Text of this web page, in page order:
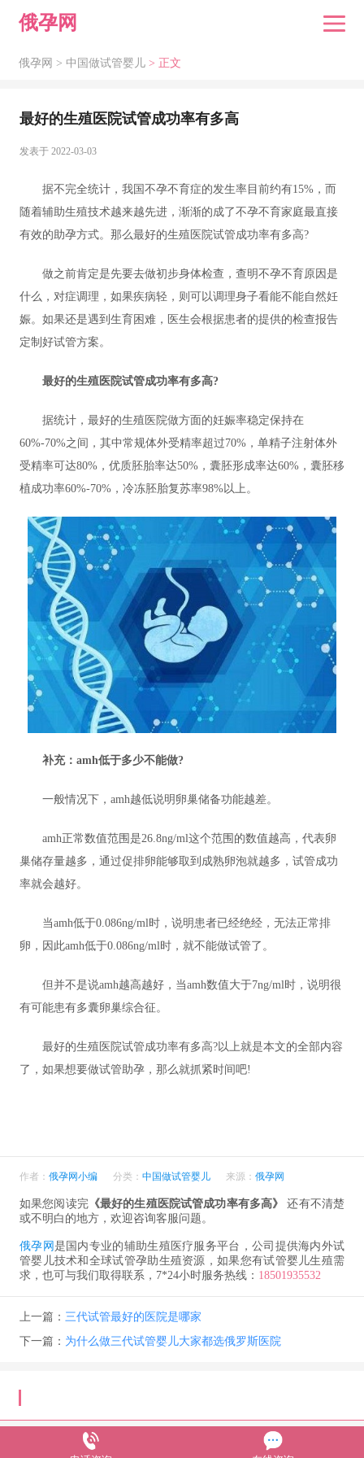
俄孕网
俄孕网 > 中国做试管婴儿> 正文
最好的生殖医院试管成功率有多高
发表于 2022-03-03
据不完全统计，我国不孕不育症的发生率目前约有15%，而
随着辅助生殖技术越来越先进，渐渐的成了不孕不育家庭最直接
有效的助孕方式。那么最好的生殖医院试管成功率有多高?
做之前肯定是先要去做初步身体检查，查明不孕不育原因是
什么，对症调理，如果疾病轻，则可以调理身子看能不能自然妊
娠。如果还是遇到生育困难，医生会根据患者的提供的检查报告
定制好试管方案。
最好的生殖医院试管成功率有多高?
据统计，最好的生殖医院做方面的妊娠率稳定保持在
60%-70%之间，其中常规体外受精率超过70%，单精子注射体外
受精率可达80%，优质胚胎率达50%，囊胚形成率达60%，囊胚移
植成功率60%-70%，冷冻胚胎复苏率98%以上。
补充：amh低于多少不能做?
一般情况下，amh越低说明卵巢储备功能越差。
amh正常数值范围是26.8ng/ml这个范围的数值越高，代表卵
巢储存量越多，通过促排卵能够取到成熟卵泡就越多，试管成功
率就会越好。
当amh低于0.086ng/ml时，说明患者已经绝经，无法正常排
卵，因此amh低于0.086ng/ml时，就不能做试管了。
但并不是说amh越高越好，当amh数值大于7ng/ml时，说明很
有可能患有多囊卵巢综合征。
最好的生殖医院试管成功率有多高?以上就是本文的全部内容
了，如果想要做试管助孕，那么就抓紧时间吧!
作者： 俄孕网小编 分类： 中国做试管婴儿 来源： 俄孕网
如果您阅读完《最好的生殖医院试管成功率有多高》
还有不清楚
或不明白的地方，欢迎咨询客服问题。
俄孕网 是国内专业的辅助生殖医疗服务平台，公司提供海内外试
管婴儿技术和全球试管孕助生殖资源，如果您有试管婴儿生殖需
求，也可与我们取得联系，7*24小时服务热线： 18501935532
上一篇： 三代试管最好的医院是哪家
下一篇： 为什么做三代试管婴儿大家都选俄罗斯医院